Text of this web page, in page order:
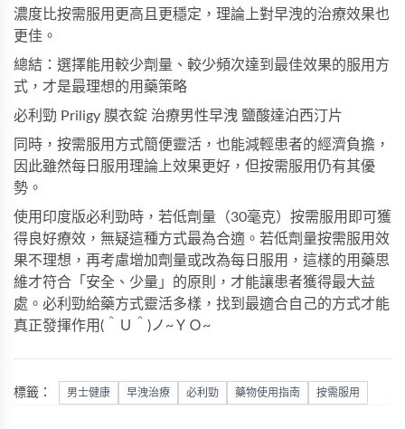
濃度比按需服用更高且更穩定，理論上對早洩的治療效果也
更佳。
總結：選擇能用較少劑量、較少頻次達到最佳效果的服用方
式，才是最理想的用藥策略
必利勁 Priligy 膜衣錠 治療男性早洩 鹽酸達泊西汀片
同時，按需服用方式簡便靈活，也能減輕患者的經濟負擔，
因此雖然每日服用理論上效果更好，但按需服用仍有其優
勢。
使用印度版必利勁時，若低劑量（30毫克）按需服用即可獲
得良好療效，無疑這種方式最為合適。若低劑量按需服用效
果不理想，再考慮增加劑量或改為每日服用，這樣的用藥思
維才符合「安全、少量」的原則，才能讓患者獲得最大益
處。必利勁給藥方式靈活多樣，找到最適合自己的方式才能
真正發揮作用(＾Ｕ＾)ノ~ＹＯ~
標籤： 男士健康 早洩治療 必利勁 藥物使用指南 按需服用